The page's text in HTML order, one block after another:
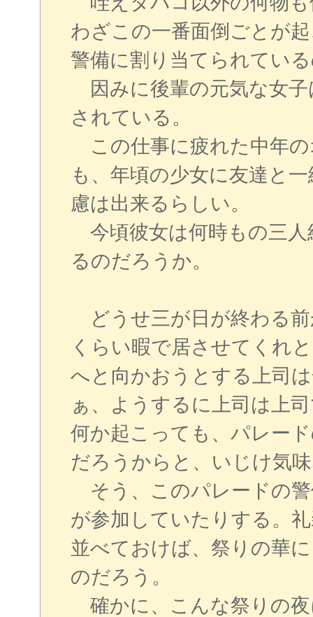
わざこの一番面倒ごとが
警備に割り当てられてい
因みに後輩の元気な女子
されている。
この仕事に疲れた中年
も、年頃の少女に友達と
慮は出来るらしい。
今頃彼女は何時もの三人
るのだろうか。
どうせ三が日が終わる
くらい暇で居させてくれ
へと向かおうとする上司
ぁ、ようするに上司は上
何か起こっても、パレー
だろうからと、いじけ気
そう、このパレードの警
が参加していたりする。
並べておけば、祭りの華
のだろう。
確かに、こんな祭りの夜